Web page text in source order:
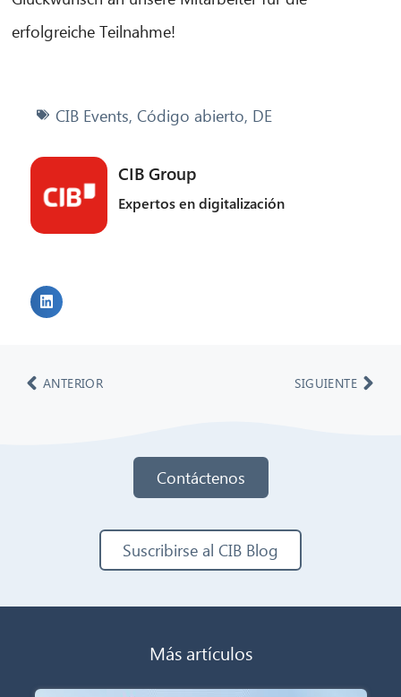
erfolgreiche Teilnahme!
CIB Events, Código abierto, DE
CIB Group
Expertos en digitalización
ANTERIOR SIGUIENTE
Contáctenos
Suscribirse al CIB Blog
Más artículos